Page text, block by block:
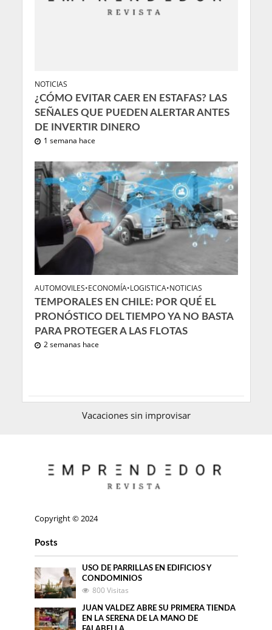
NOTICIAS
¿CÓMO EVITAR CAER EN ESTAFAS? LAS
SEÑALES QUE PUEDEN ALERTAR ANTES
DE INVERTIR DINERO
1 semana hace
AUTOMOVILES•ECONOMÍA•LOGISTICA•NOTICIAS
TEMPORALES EN CHILE: POR QUÉ EL
PRONÓSTICO DEL TIEMPO YA NO BASTA
PARA PROTEGER A LAS FLOTAS
2 semanas hace
Vacaciones sin improvisar
Copyright © 2024
Posts
USO DE PARRILLAS EN EDIFICIOS Y
CONDOMINIOS
800 Visitas
JUAN VALDEZ ABRE SU PRIMERA TIENDA
EN LA SERENA DE LA MANO DE